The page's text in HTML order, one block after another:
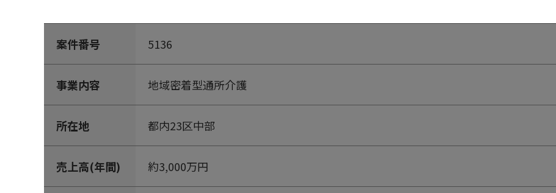
案件番号 5136
事業内容 地域密着型通所介護
所在地 都内23区中部
売上高(年間) 約3,000万円